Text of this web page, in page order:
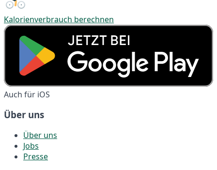
Kalorienverbrauch berechnen
Auch für iOS
Über uns
Über uns
Jobs
Presse